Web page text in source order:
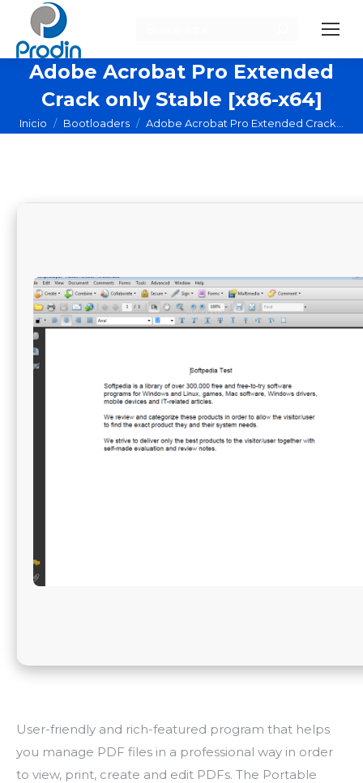
Adobe Acrobat Pro Extended
Crack only Stable [x86-x64]
Estás aquí:
Inicio Bootloaders Adobe Acrobat Pro Extended Crack…
User-friendly and rich-featured program that helps
you manage PDF files in a professional way in order
to view, print, create and edit PDFs. The Portable